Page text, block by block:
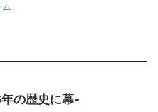
の歴史に幕-